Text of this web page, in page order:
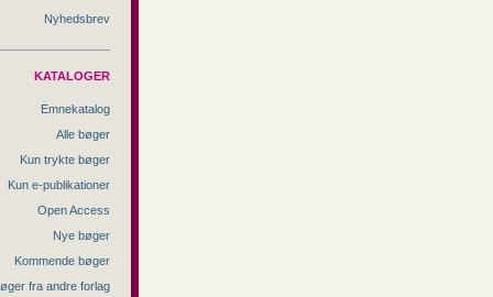
Nyhedsbrev
KATALOGER
Emnekatalog
Alle bøger
Kun trykte bøger
Kun e-publikationer
Open Access
Nye bøger
Kommende bøger
fra andre forlag